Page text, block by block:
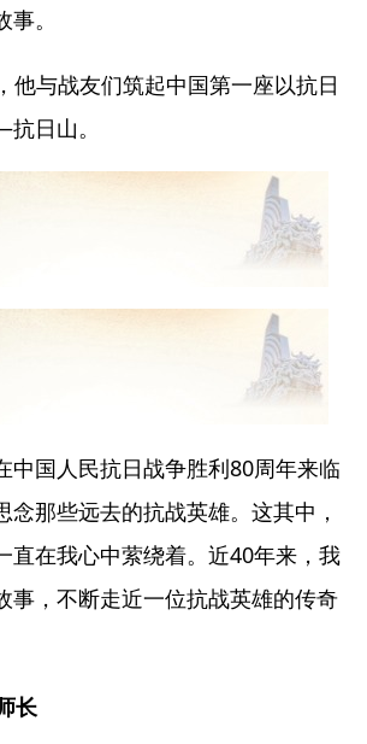
。
与战友们筑起中国第一座以抗日
日山。
中国人民抗日战争胜利80周年来临
念那些远去的抗战英雄。这其中，
直在我心中萦绕着。近40年来，我
事，不断走近一位抗战英雄的传奇
长